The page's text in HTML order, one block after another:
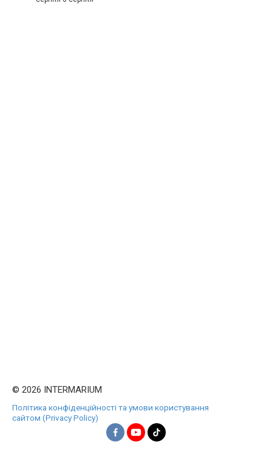
© 2026 INTERMARIUM
Політика конфіденційності та умови користування
сайтом (Privacy Policy)